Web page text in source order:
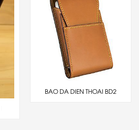
BAO DA DIEN THOAI BD2